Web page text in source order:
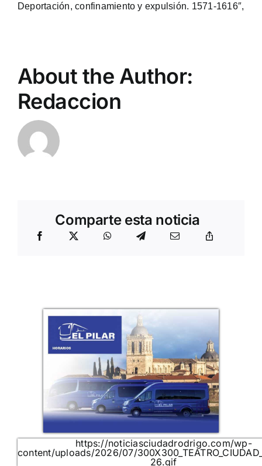
Deportación, confinamiento y expulsión. 1571-1616″,
About the Author:
Redaccion
Comparte esta noticia
https://noticiasciudadrodrigo.com/wp-
content/uploads/2026/07/
26.gif